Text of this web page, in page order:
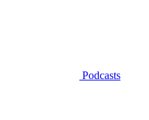
Podcasts